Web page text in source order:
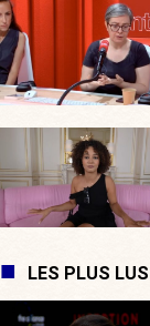
LES PLUS